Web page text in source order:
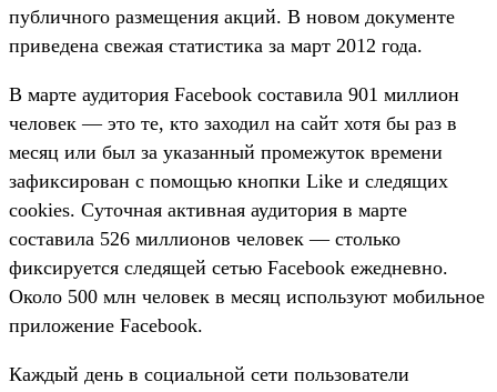
публичного размещения акций. В новом документе
приведена свежая статистика за март 2012 года.
В марте аудитория Facebook составила 901 миллион
человек — это те, кто заходил на сайт хотя бы раз в
месяц или был за указанный промежуток времени
зафиксирован с помощью кнопки Like и следящих
cookies. Суточная активная аудитория в марте
составила 526 миллионов человек — столько
фиксируется следящей сетью Facebook ежедневно.
Около 500 млн человек в месяц используют мобильное
приложение Facebook.
Каждый день в социальной сети пользователи